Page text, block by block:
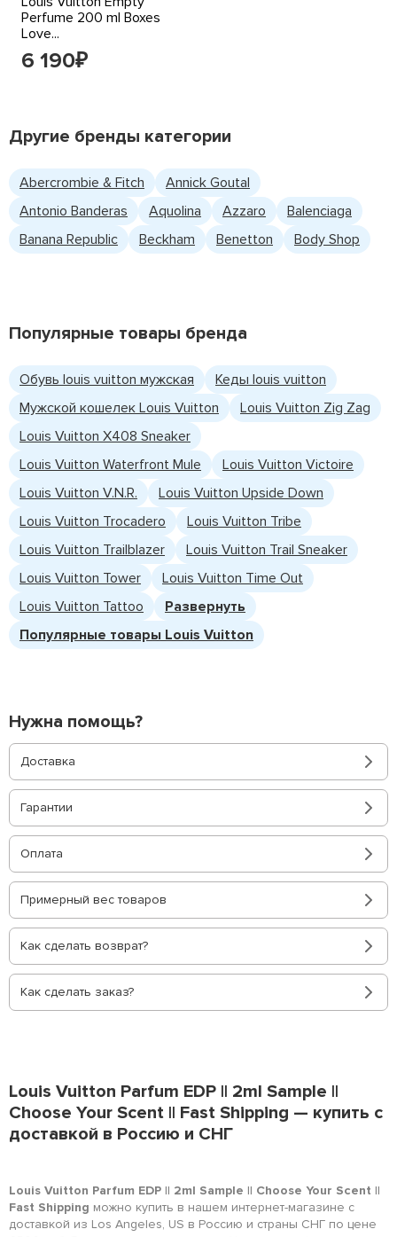
Perfume 200 ml Boxes
Love...
6 190₽
Другие бренды категории
Abercrombie & Fitch
Annick Goutal
Antonio Banderas
Aquolina Azzaro
Balenciaga
Banana Republic
Beckham Benetton Body Shop
Популярные товары бренда
Обувь louis vuitton мужская
Кеды louis vuitton
Мужской кошелек Louis Vuitton
Louis Vuitton Zig Zag
Louis Vuitton X408 Sneaker
Louis Vuitton Waterfront Mule
Louis Vuitton Victoire
Louis Vuitton V.N.R.
Louis Vuitton Upside Down
Louis Vuitton Trocadero
Louis Vuitton Tribe
Louis Vuitton Trailblazer
Louis Vuitton Trail Sneaker
Louis Vuitton Tower
Louis Vuitton Time Out
Louis Vuitton Tattoo
Развернуть
Популярные товары Louis Vuitton
Нужна помощь?
Доставка
Гарантии
Оплата
Примерный вес товаров
Как сделать возврат?
Как сделать заказ?
Louis Vuitton Parfum EDP || 2ml Sample ||
Choose Your Scent || Fast Shipping — купить с
доставкой в Россию и СНГ
Louis Vuitton Parfum EDP || 2ml Sample || Choose Your Scent ||
Fast Shipping можно купить в нашем интернет-магазине с
доставкой из Los Angeles, US в Россию и страны СНГ по цене